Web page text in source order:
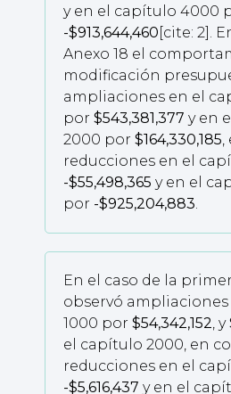
y en el capítulo 4000
-$913,644,460 [cite: 2].
Anexo 18 el
modificación
ampliaciones en el
por $543,381,377 y en
2000 por $164,330,185,
reducciones en el
-$55,498,365 y en el
por -$925,204,883.
En el caso de la
observó
1000 por $54,342,152, y
el capítulo 2000, en
reducciones en el
-$5,616,437 y en el